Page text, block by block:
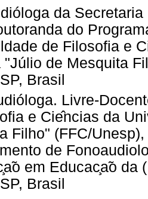
da
do
de Filosofia e
"Júlio de Mesquita
Brasil
Livre-
e Ciencias da
Filho" (FFC/
de
ao em Educacao da
Brasil